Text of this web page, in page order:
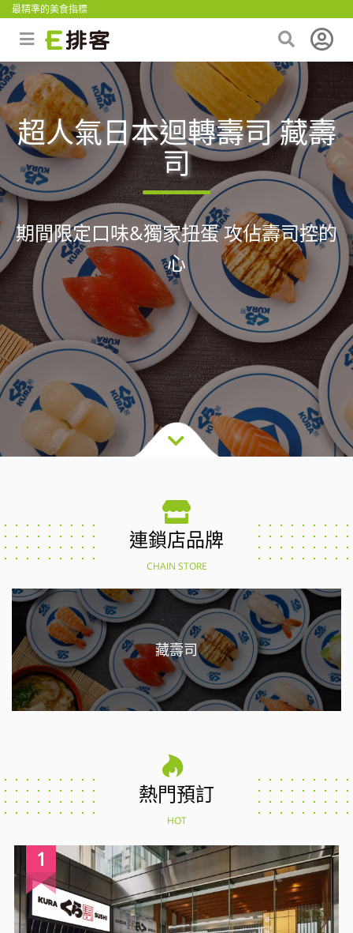
最精準的美食指標
超人氣日本迴轉壽司 藏壽
司
期間限定口味&獨家扭蛋 攻佔壽司控的
心
連鎖店品牌
CHAIN STORE
藏壽司
熱門預訂
HOT
1